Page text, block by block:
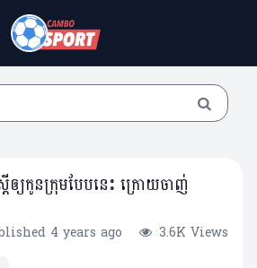
យកូនក្រុមបែបនេះ ក្រោយចាញ់
4 years ago
3.6K Views